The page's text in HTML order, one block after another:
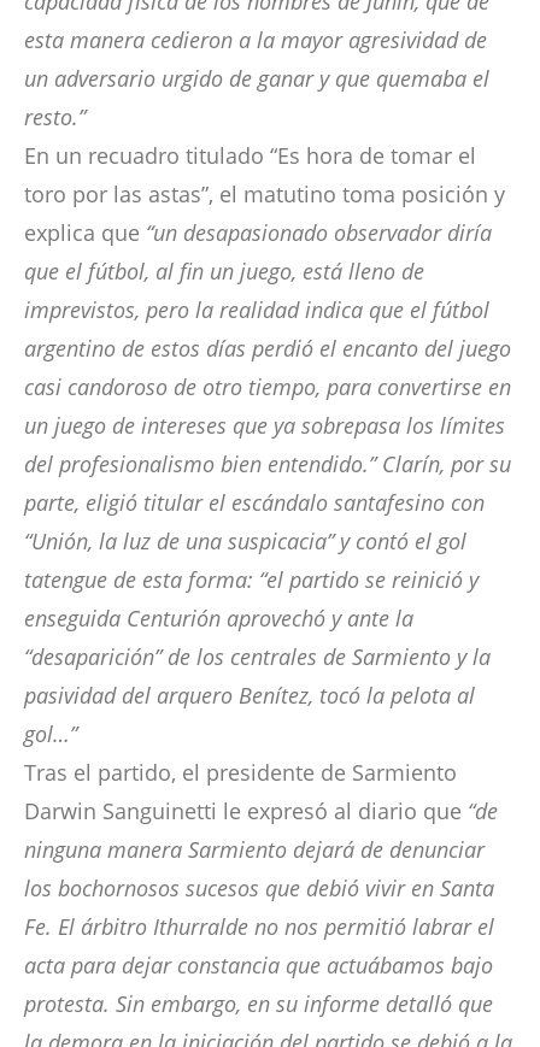
esta manera cedieron a la mayor agresividad de
un adversario urgido de ganar y que quemaba el
resto.”
En un recuadro titulado “Es hora de tomar el
toro por las astas”, el matutino toma posición y
explica que “un desapasionado observador diría
que el fútbol, al fin un juego, está lleno de
imprevistos, pero la realidad indica que el fútbol
argentino de estos días perdió el encanto del juego
casi candoroso de otro tiempo, para convertirse en
un juego de intereses que ya sobrepasa los límites
del profesionalismo bien entendido.” Clarín, por su
parte, eligió titular el escándalo santafesino con
“Unión, la luz de una suspicacia” y contó el gol
tatengue de esta forma: “el partido se reinició y
enseguida Centurión aprovechó y ante la
“desaparición” de los centrales de Sarmiento y la
pasividad del arquero Benítez, tocó la pelota al
gol…”
Tras el partido, el presidente de Sarmiento
Darwin Sanguinetti le expresó al diario que “de
ninguna manera Sarmiento dejará de denunciar
los bochornosos sucesos que debió vivir en Santa
Fe. El árbitro Ithurralde no nos permitió labrar el
acta para dejar constancia que actuábamos bajo
protesta. Sin embargo, en su informe detalló que